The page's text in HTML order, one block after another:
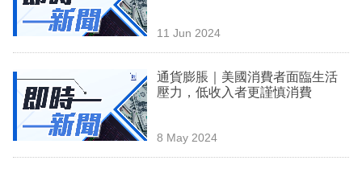
閱
11 Jun 2024
通貨膨脹｜美國消費者面臨生活
壓力，低收入者更謹慎消費
8 May 2024